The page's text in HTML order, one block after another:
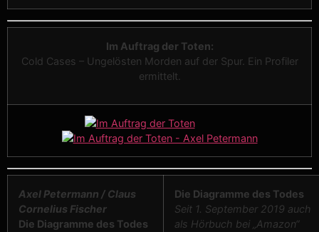
Im Auftrag der Toten:
Cold Cases – Ungelösten Morden auf der Spur. Ein Profiler
ermittelt.
Axel Petermann / Claus
Cornelius Fischer
Die Diagramme des Todes
Die Diagramme des Todes
Seit 1. September 2019 auch
als Hörbuch bei „Amazon“